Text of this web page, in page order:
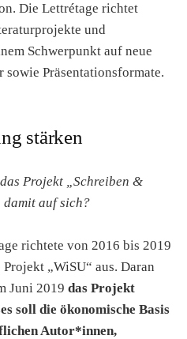
Die Lettrétage richtet
und
Schwerpunkt auf neue
Präsentationsformate.
stärken
Projekt „Schreiben &
damit auf sich?
richtete von 2016 bis 2019
„WiSU“ aus. Daran
Juni 2019 das Projekt
soll die ökonomische Basis
Autor*innen,